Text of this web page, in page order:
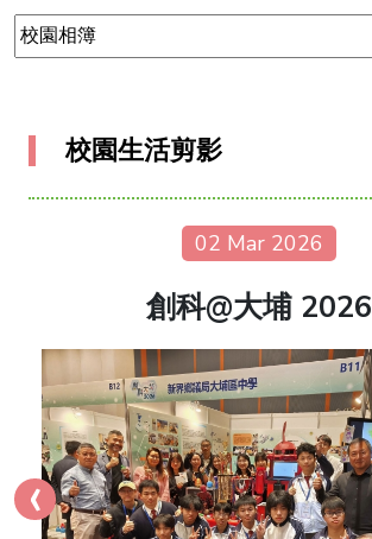
校園生活剪影
02 Mar 2026
創科@大埔 2026
‹